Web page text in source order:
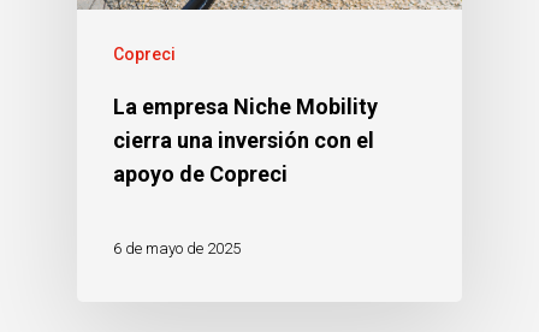
Copreci
La empresa Niche Mobility
cierra una inversión con el
apoyo de Copreci
6 de mayo de 2025